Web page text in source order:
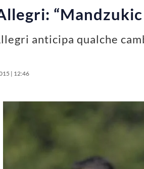
anticipa qualche
| 12:46